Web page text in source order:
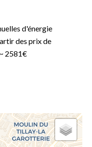
d'énergie
des prix de
2581€